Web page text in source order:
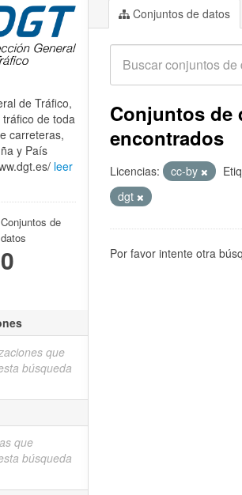
Conjuntos de datos
Conjuntos de
encontrados
Licencias: cc-by
dgt
Por favor intente otra
de Tráfico,
de toda
carreteras,
y País
leer
Conjuntos de
datos
0
que
búsqueda
que
búsqueda